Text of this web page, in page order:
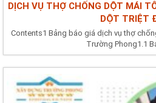
DỊCH VỤ THỢ CHỐNG DỘT MÁI
DỘT TRIỆT
Contents1 Bảng báo giá dịch vụ thợ
Trường Phong1.1